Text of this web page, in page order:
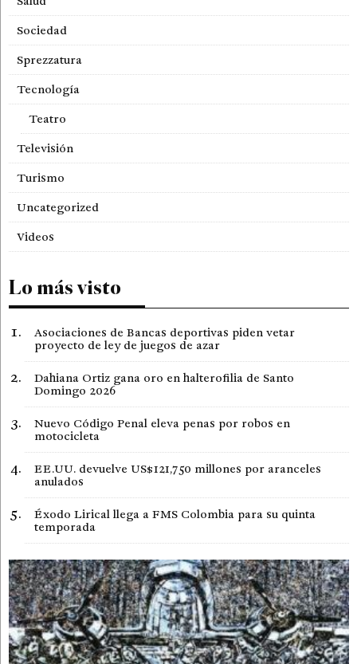
Sociedad
Sprezzatura
Tecnología
Teatro
Televisión
Turismo
Uncategorized
Videos
Lo más visto
Asociaciones de Bancas deportivas piden vetar
proyecto de ley de juegos de azar
Dahiana Ortiz gana oro en halterofilia de Santo
Domingo 2026
Nuevo Código Penal eleva penas por robos en
motocicleta
EE.UU. devuelve US$121,750 millones por aranceles
anulados
Éxodo Lirical llega a FMS Colombia para su quinta
temporada